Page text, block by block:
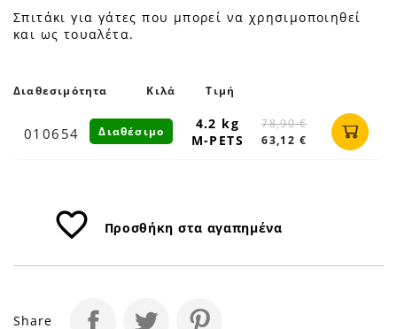
M-
PETS
46X60X43cm
|
Σπιτάκι για γάτες που μπορεί να χρησιμοποιηθεί
και ως τουαλέτα.
Διαθεσιμότητα Κιλά Τιμή
010654
4.2 kg
M-PETS
78,90 €
63,12 €
Διαθέσιμο
favorite_border Προσθήκη στα αγαπημένα
Share